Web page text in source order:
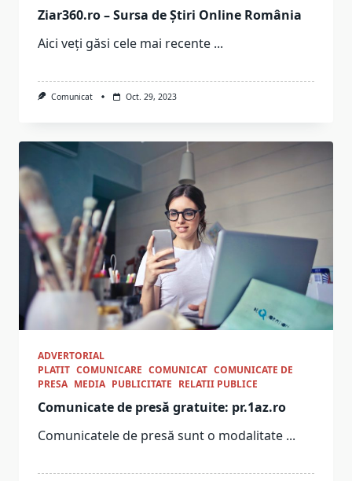
Ziar360.ro – Sursa de Știri Online România
Aici veți găsi cele mai recente ...
Comunicat Oct. 29, 2023
ADVERTORIAL
PLATIT COMUNICARE COMUNICAT COMUNICATE DE
PRESA MEDIA PUBLICITATE RELATII PUBLICE
Comunicate de presă gratuite: pr.1az.ro
Comunicatele de presă sunt o modalitate ...